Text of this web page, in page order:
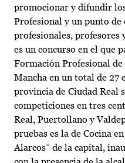
promocionar y difundir
Profesional y un punto
profesionales,
es un concurso en el que
Formación Profesional
Mancha en un total de 27
provincia de Ciudad Real
competiciones en tres
Real, Puertollano y
pruebas es la de Cocina
Alarcos” de la capital,